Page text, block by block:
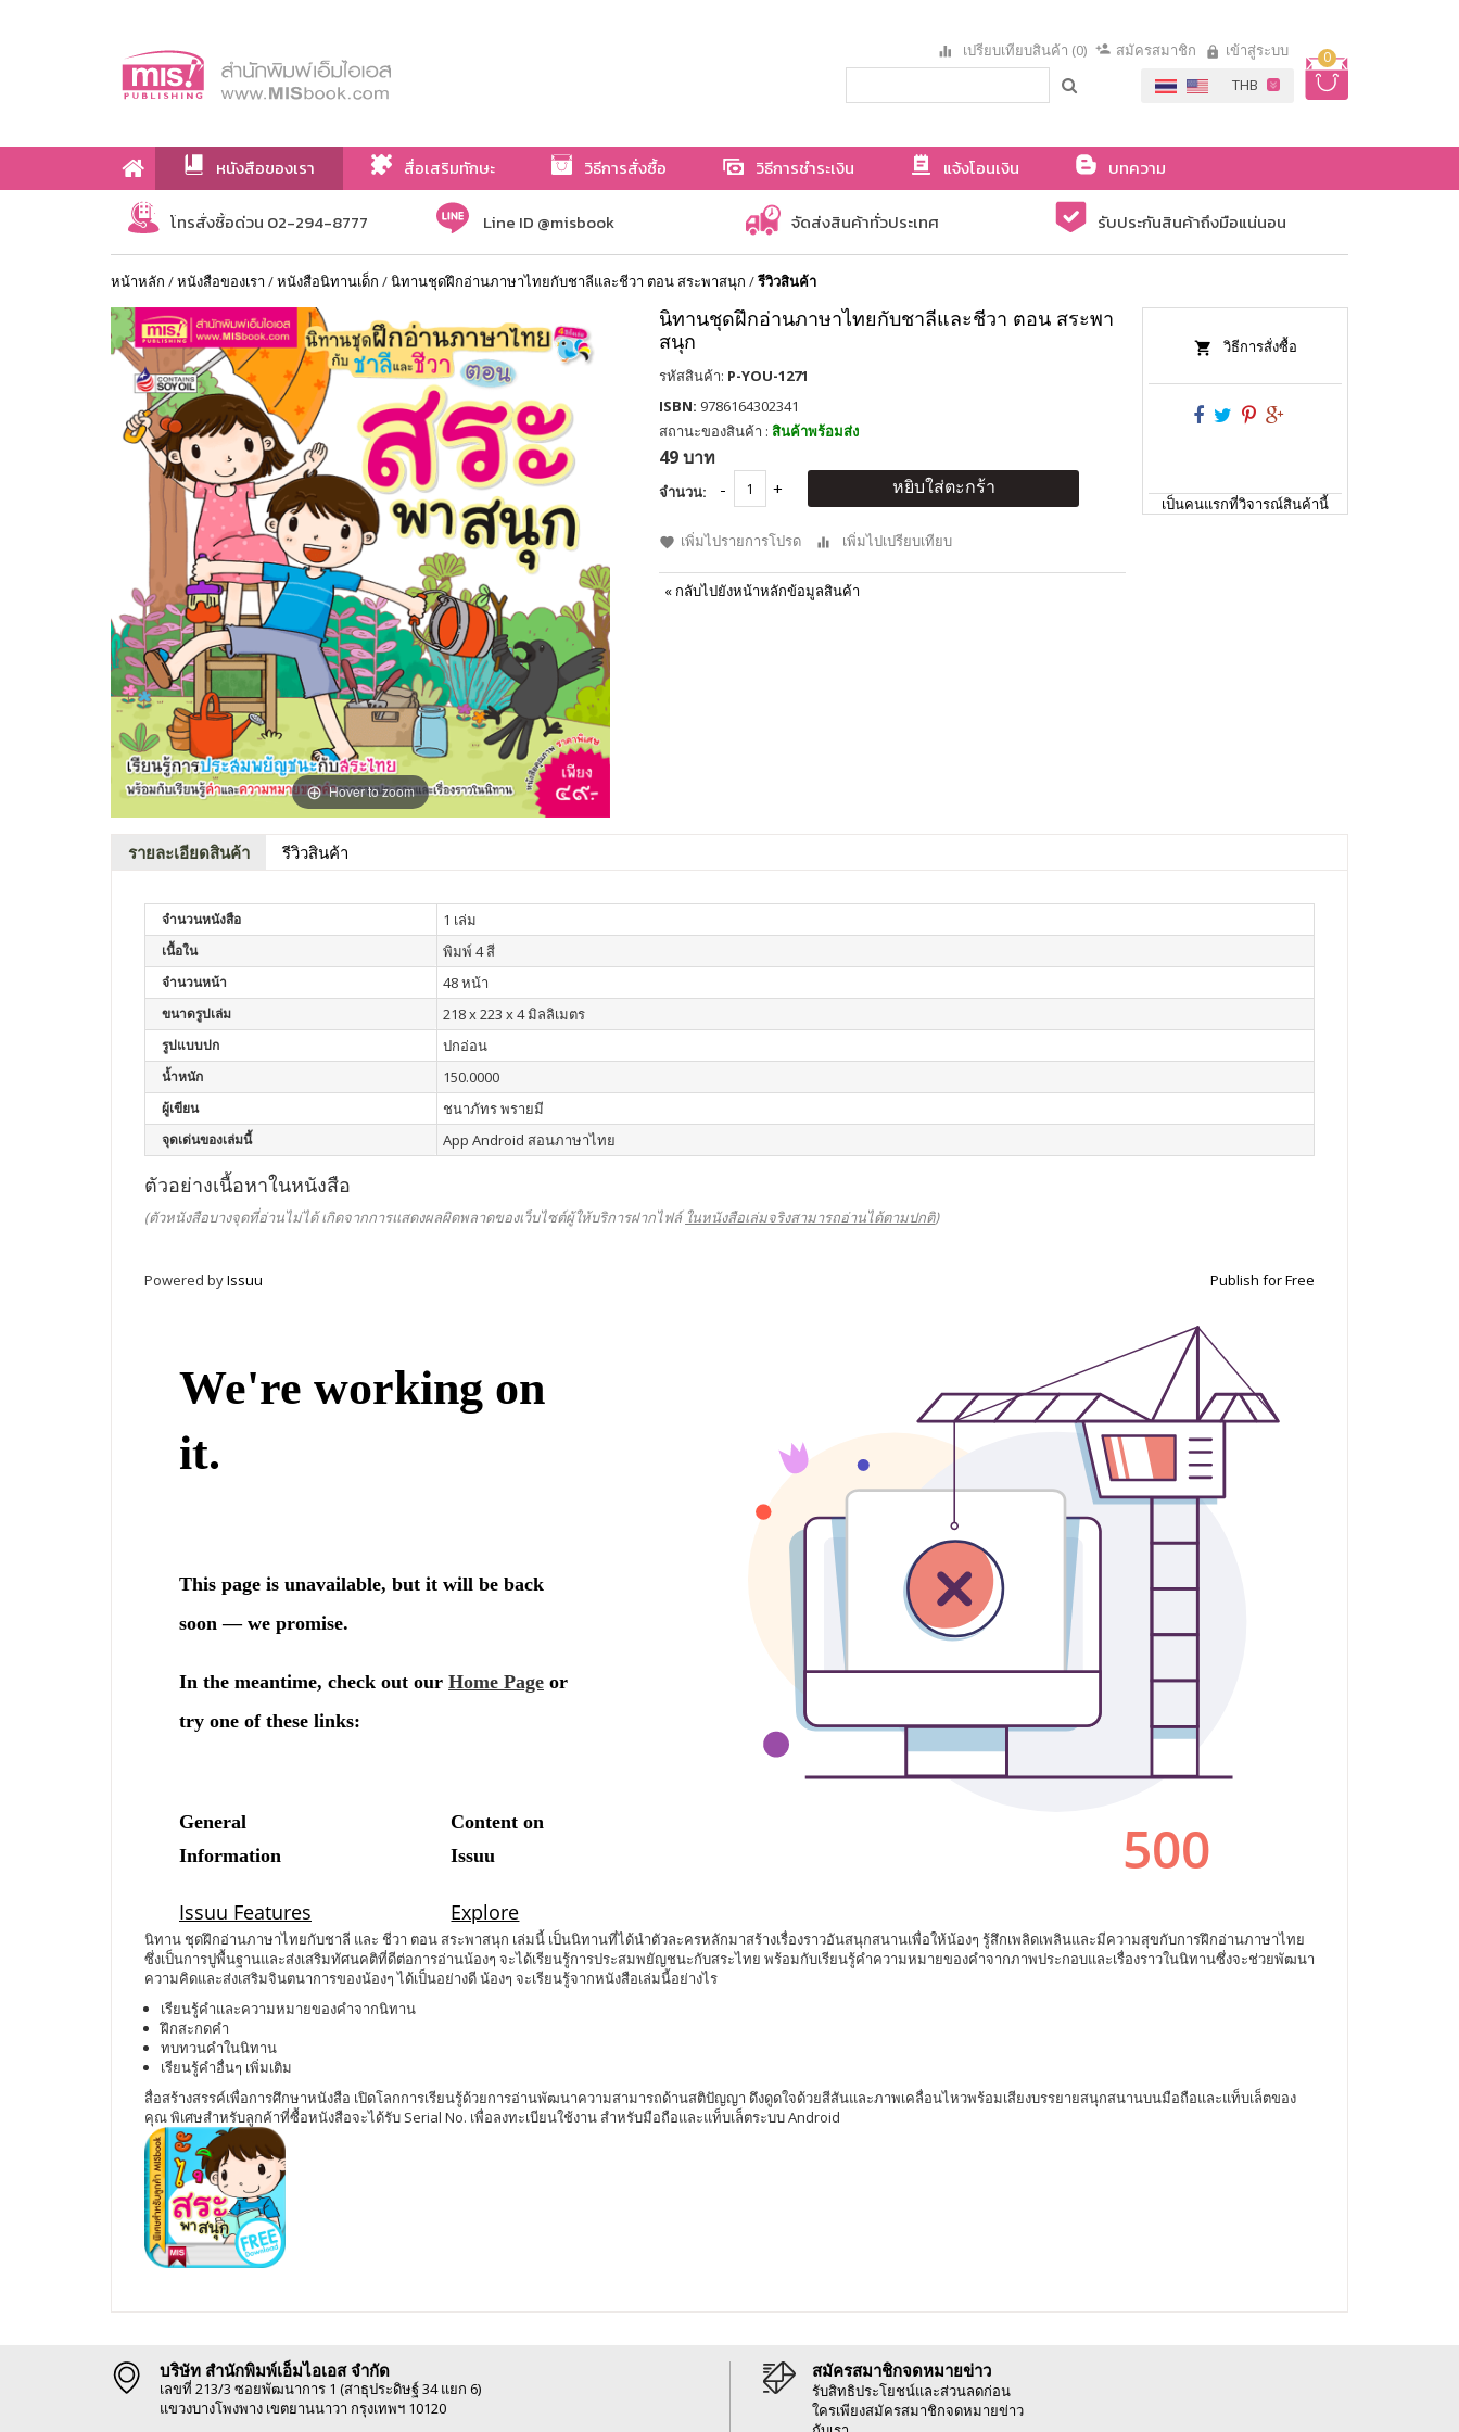
0
เปรียบเทียบสินค้า (0) สมัครสมาชิก เข้าสู่ระบบ
หนังสือของเรา สื่อเสริมทักษะ วิธีการสั่งซื้อ วิธีการชำระเงิน แจ้งโอนเงิน
บทความ
เกี่ยวกับเรา
โทรสั่งซื้อด่วน 02-294-8777 Line ID @misbook จัดส่งสินค้าทั่วประเทศ รับประกันสินค้าถึงมือแน่นอน
หน้าหลัก /หนังสือของเรา /หนังสือนิทานเด็ก /นิทานชุดฝึกอ่านภาษาไทยกับชาลีและชีวา ตอน สระพาสนุก /รีวิวสินค้า
Hover to zoom
นิทานชุดฝึกอ่านภาษาไทยกับชาลีและชีวา ตอน สระพา
สนุก
รหัสสินค้า: P-YOU-1271
ISBN: 9786164302341
สถานะของสินค้า : สินค้าพร้อมส่ง
49 บาท
จำนวน: หยิบใส่ตะกร้า
เพิ่มไปรายการโปรด เพิ่มไปเปรียบเทียบ
« กลับไปยังหน้าหลักข้อมูลสินค้า
วิธีการสั่งซื้อ
เป็นคนแรกที่วิจารณ์สินค้านี้
รายละเอียดสินค้า รีวิวสินค้า
จำนวนหนังสือ 1 เล่ม
เนื้อใน พิมพ์ 4 สี
จำนวนหน้า 48 หน้า
ขนาดรูปเล่ม 218 x 223 x 4 มิลลิเมตร
รูปแบบปก ปกอ่อน
น้ำหนัก 150.0000
ผู้เขียน ชนาภัทร พรายมี
จุดเด่นของเล่มนี้ App Android สอนภาษาไทย
ตัวอย่างเนื้อหาในหนังสือ
(ตัวหนังสือบางจุดที่อ่านไม่ได้ เกิดจากการแสดงผลผิดพลาดของเว็บไซต์ผู้ให้บริการฝากไฟล์ ในหนังสือเล่มจริงสามารถอ่านได้ตามปกติ)
Powered byIssuu Publish for Free
นิทาน ชุดฝึกอ่านภาษาไทยกับชาลี และ ชีวา ตอน สระพาสนุก เล่มนี้ เป็นนิทานที่ได้นำตัวละครหลักมาสร้างเรื่องราวอันสนุกสนานเพื่อให้น้องๆ รู้สึกเพลิดเพลินและมีความสุขกับการฝึกอ่านภาษาไทย
ซึ่งเป็นการปูพื้นฐานและส่งเสริมทัศนคติที่ดีต่อการอ่านน้องๆ จะได้เรียนรู้การประสมพยัญชนะกับสระไทย พร้อมกับเรียนรู้คำความหมายของคำจากภาพประกอบและเรื่องราวในนิทานซึ่งจะช่วยพัฒนา
ความคิดและส่งเสริมจินตนาการของน้องๆ ได้เป็นอย่างดี น้องๆ จะเรียนรู้จากหนังสือเล่มนี้อย่างไร
เรียนรู้คำและความหมายของคำจากนิทาน
ฝึกสะกดคำ
ทบทวนคำในนิทาน
เรียนรู้คำอื่นๆ เพิ่มเติม
สื่อสร้างสรรค์เพื่อการศึกษาหนังสือ เปิดโลกการเรียนรู้ด้วยการอ่านพัฒนาความสามารถด้านสติปัญญา ดึงดูดใจด้วยสีสันและภาพเคลื่อนไหวพร้อมเสียงบรรยายสนุกสนานบนมือถือและแท็บเล็ตของ
คุณ พิเศษสำหรับลูกค้าที่ซื้อหนังสือจะได้รับ Serial No. เพื่อลงทะเบียนใช้งาน สำหรับมือถือและแท็บเล็ตระบบ Android
บริษัท สำนักพิมพ์เอ็มไอเอส จำกัด
เลขที่ 213/3 ซอยพัฒนาการ 1 (สาธุประดิษฐ์ 34 แยก 6)
แขวงบางโพงพาง เขตยานนาวา กรุงเทพฯ 10120
สมัครสมาชิกจดหมายข่าว
รับสิทธิประโยชน์และส่วนลดก่อน
ใครเพียงสมัครสมาชิกจดหมายข่าว